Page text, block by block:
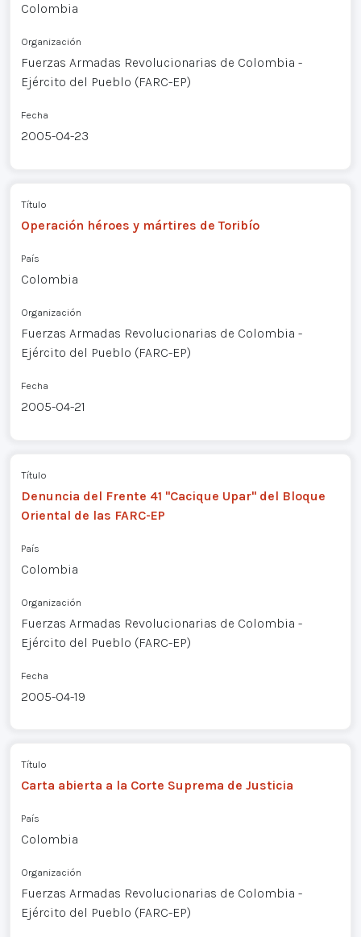
Colombia
Organización
Fuerzas Armadas Revolucionarias de Colombia -
Ejército del Pueblo (FARC-EP)
Fecha
2005-04-23
Título
Operación héroes y mártires de Toribío
País
Colombia
Organización
Fuerzas Armadas Revolucionarias de Colombia -
Ejército del Pueblo (FARC-EP)
Fecha
2005-04-21
Título
Denuncia del Frente 41 "Cacique Upar" del Bloque
Oriental de las FARC-EP
País
Colombia
Organización
Fuerzas Armadas Revolucionarias de Colombia -
Ejército del Pueblo (FARC-EP)
Fecha
2005-04-19
Título
Carta abierta a la Corte Suprema de Justicia
País
Colombia
Organización
Fuerzas Armadas Revolucionarias de Colombia -
Ejército del Pueblo (FARC-EP)